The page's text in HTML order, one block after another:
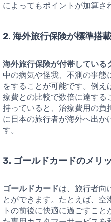
によってもポイントが加算さ
2. 海外旅行保険が標準搭
海外旅行保険が付帯している
中の病気や怪我、不測の事態
をすることが可能です。例
療費との比較で数倍に達する
持っていると、治療費用の負
に日本の旅行者が海外へ出か
す。
3. ゴールドカードのメリ
ゴールドカードは、旅行者向
とができます。たとえば、空
トの前後に快適に過ごすこ